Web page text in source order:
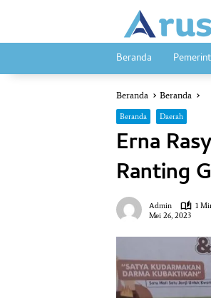
Beranda
Beranda Beranda
Beranda Daerah
Erna
Ranting
Admin
1
Mei 26, 2023